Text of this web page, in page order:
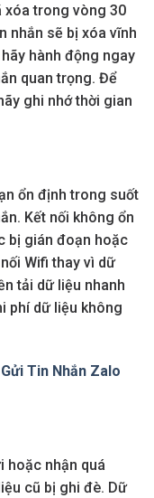
xóa trong vòng 30
nhắn sẽ bị xóa vĩnh
hành động ngay
quan trọng. Để
ghi nhớ thời gian
ổn định trong suốt
Kết nối không ổn
bị gián đoạn hoặc
Wifi thay vì dữ
tải dữ liệu nhanh
phí dữ liệu không
Tin Nhắn Zalo
hoặc nhận quá
cũ bị ghi đè. Dữ